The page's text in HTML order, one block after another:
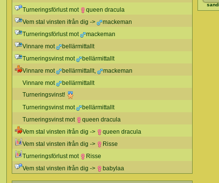
Turneringsförlust mot
queen dracula
Vem stal vinsten ifrån dig ->
mackeman
Turneringsförlust mot
mackeman
Vinnare mot
bellärmittallt
Turneringsvinst mot
bellärmittallt
Vinnare mot
bellärmittallt,
mackeman
Vinnare mot
bellärmittallt
Turneringsvinst!
Turneringsvinst mot
bellärmittallt
Turneringsvinst mot
queen dracula
Vem stal vinsten ifrån dig ->
queen dracula
Vem stal vinsten ifrån dig ->
Risse
Turneringsförlust mot
Risse
Vem stal vinsten ifrån dig ->
babylaa